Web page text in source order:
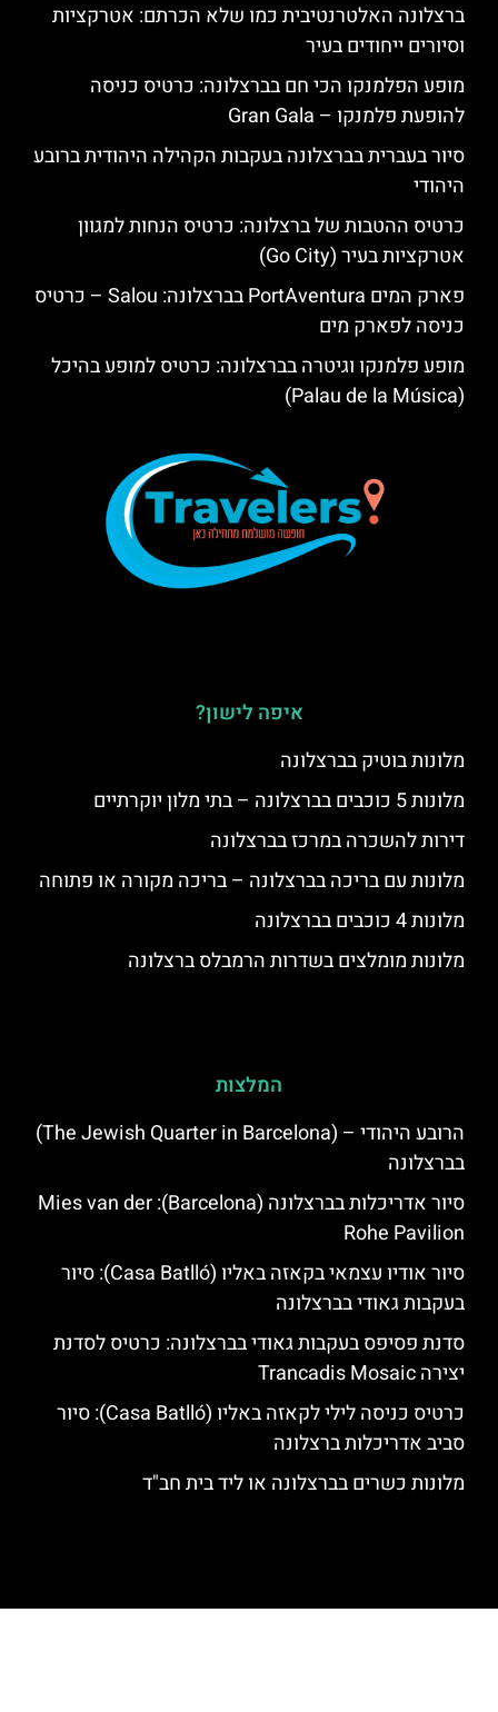
ברצלונה האלטרנטיבית כמו שלא הכרתם: אטרקציות
וסיורים ייחודים בעיר
מופע הפלמנקו הכי חם בברצלונה: כרטיס כניסה
להופעת פלמנקו – Gran Gala
סיור בעברית בברצלונה בעקבות הקהילה היהודית ברובע
היהודי
כרטיס ההטבות של ברצלונה: כרטיס הנחות למגוון
אטרקציות בעיר (Go City)
פארק המים PortAventura בברצלונה: Salou – כרטיס
כניסה לפארק מים
מופע פלמנקו וגיטרה בברצלונה: כרטיס למופע בהיכל
(Palau de la Música)
איפה לישון?
מלונות בוטיק בברצלונה
מלונות 5 כוכבים בברצלונה – בתי מלון יוקרתיים
דירות להשכרה במרכז בברצלונה
מלונות עם בריכה בברצלונה – בריכה מקורה או פתוחה
מלונות 4 כוכבים בברצלונה
מלונות מומלצים בשדרות הרמבלס ברצלונה
המלצות
הרובע היהודי – (The Jewish Quarter in Barcelona)
בברצלונה
סיור אדריכלות בברצלונה (Barcelona): Mies van der
Rohe Pavilion
סיור אודיו עצמאי בקאזה באליו (Casa Batlló): סיור
בעקבות גאודי בברצלונה
סדנת פסיפס בעקבות גאודי בברצלונה: כרטיס לסדנת
יצירה Trancadis Mosaic
כרטיס כניסה לילי לקאזה באליו (Casa Batlló): סיור
סביב אדריכלות ברצלונה
מלונות כשרים בברצלונה או ליד בית חב"ד